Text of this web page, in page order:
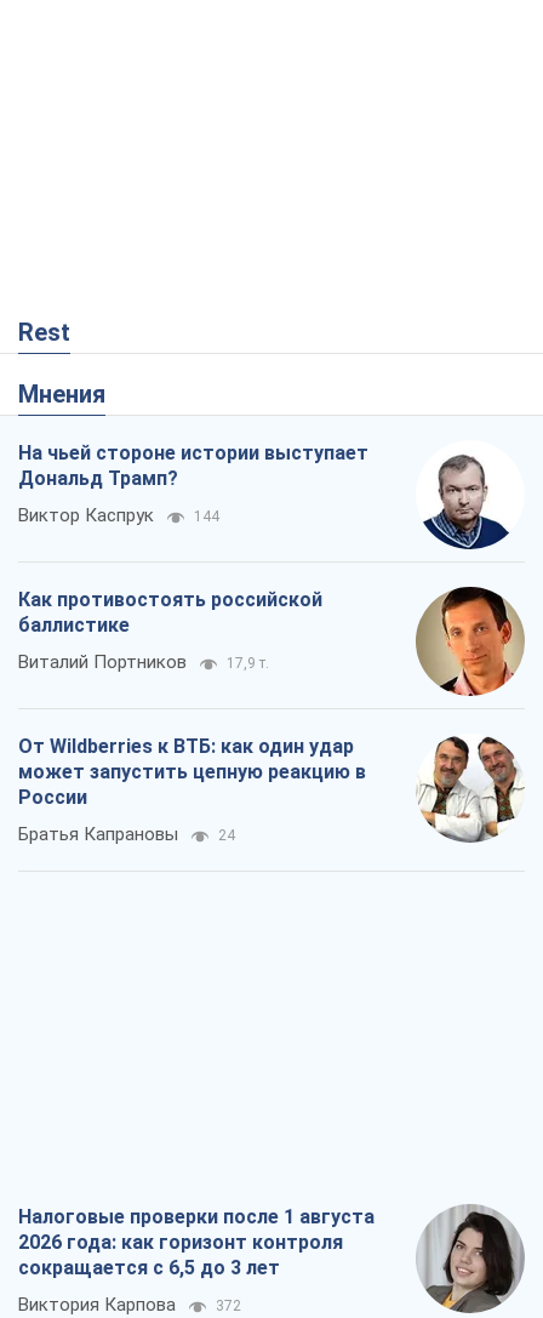
Rest
Мнения
На чьей стороне истории выступает
Дональд Трамп?
Виктор Каспрук 144
Как противостоять российской
баллистике
Виталий Портников 17,9 т.
От Wildberries к ВТБ: как один удар
может запустить цепную реакцию в
России
Братья Капрановы 24
Налоговые проверки после 1 августа
2026 года: как горизонт контроля
сокращается с 6,5 до 3 лет
Виктория Карпова 372